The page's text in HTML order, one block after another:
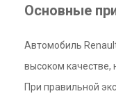
Основные
Автомобиль
высоком качестве,
При правильной